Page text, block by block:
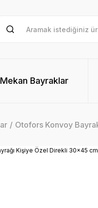
Bayraklar
Otofors Konvoy